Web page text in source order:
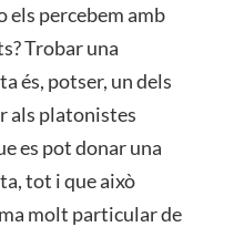
els percebem amb
Trobar una
és, potser, un dels
als platonistes
es pot donar una
tot i que això
molt particular de